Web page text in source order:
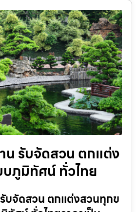
น รับจัดสวน ตกแต่ง
ภูมิทัศน์ ทั่วไทย
บจัดสวน ตกแต่งสวนทุกข